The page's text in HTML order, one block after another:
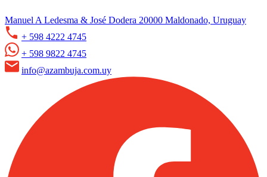
Manuel A Ledesma & José Dodera 20000 Maldonado, Uruguay
+ 598 4222 4745
+ 598 9822 4745
info@azambuja.com.uy